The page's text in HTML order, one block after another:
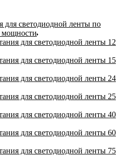
для светодиодной ленты по
мощности
для светодиодной ленты 12
для светодиодной ленты 15
для светодиодной ленты 24
для светодиодной ленты 25
для светодиодной ленты 40
для светодиодной ленты 60
для светодиодной ленты 75